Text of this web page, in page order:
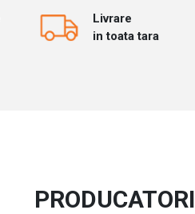
Livrare
in toata tara
PRODUCATORI